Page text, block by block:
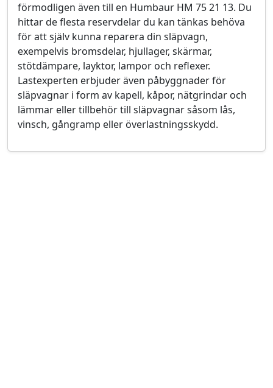
förmodligen även till en Humbaur HM 75 21 13. Du
hittar de flesta reservdelar du kan tänkas behöva
för att själv kunna reparera din släpvagn,
exempelvis bromsdelar, hjullager, skärmar,
stötdämpare, layktor, lampor och reflexer.
Lastexperten erbjuder även påbyggnader för
släpvagnar i form av kapell, kåpor, nätgrindar och
lämmar eller tillbehör till släpvagnar såsom lås,
vinsch, gångramp eller överlastningsskydd.